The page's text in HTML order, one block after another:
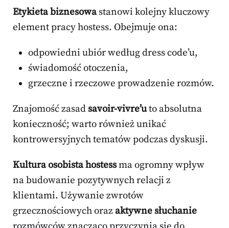
Etykieta biznesowastanowi kolejny kluczowy
element pracy hostess. Obejmuje ona:
odpowiedni ubiór według dress code’u,
świadomość otoczenia,
grzeczne i rzeczowe prowadzenie rozmów.
Znajomość zasad savoir-vivre’uto absolutna
konieczność; warto również unikać
kontrowersyjnych tematów podczas dyskusji.
Kultura osobista hostessma ogromny wpływ
na budowanie pozytywnych relacji z
klientami. Używanie zwrotów
grzecznościowych orazaktywne słuchanie